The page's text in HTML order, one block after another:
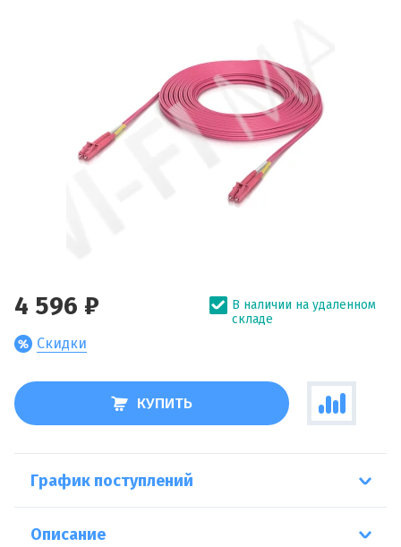
4 596 ₽
Скидки
В наличии на удаленном
складе
КУПИТЬ
График поступлений
Описание